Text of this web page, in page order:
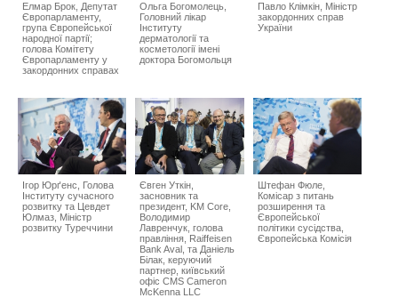
Елмар Брок, Депутат
Європарламенту,
група Європейської
народної партії;
голова Комітету
Європарламенту у
закордонних справах
Ольга Богомолець,
Головний лікар
Інституту
дерматології та
косметології імені
доктора Богомольця
Павло Клімкін, Міністр
закордонних справ
України
Ігор Юрґенс, Голова
Інституту сучасного
розвитку та Цевдет
Юлмаз, Міністр
розвитку Туреччини
Євген Уткін,
засновник та
президент, KM Core,
Володимир
Лавренчук, голова
правління, Raiffeisen
Bank Aval, та Даніель
Білак, керуючий
партнер, київський
офіс CMS Cameron
McKenna LLC
Штефан Фюле,
Комісар з питань
розширення та
Європейської
політики сусідства,
Європейська Комісія